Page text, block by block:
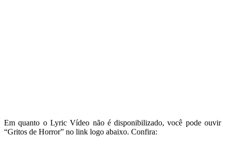
Em quanto o Lyric Vídeo não é disponibilizado, você pode ouvir
“Gritos de Horror” no link logo abaixo. Confira: